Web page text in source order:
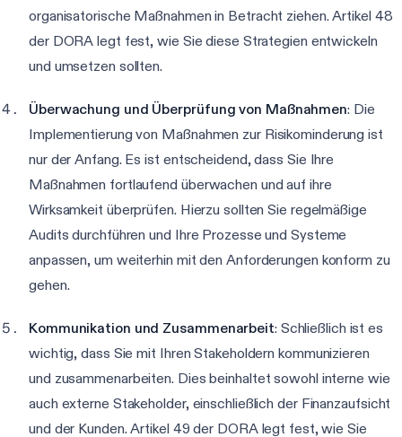
organisatorische Maßnahmen in Betracht ziehen. Artikel 48
der DORA legt fest, wie Sie diese Strategien entwickeln
und umsetzen sollten.
Überwachung und Überprüfung von Maßnahmen: Die
Implementierung von Maßnahmen zur Risikominderung ist
nur der Anfang. Es ist entscheidend, dass Sie Ihre
Maßnahmen fortlaufend überwachen und auf ihre
Wirksamkeit überprüfen. Hierzu sollten Sie regelmäßige
Audits durchführen und Ihre Prozesse und Systeme
anpassen, um weiterhin mit den Anforderungen konform zu
gehen.
Kommunikation und Zusammenarbeit: Schließlich ist es
wichtig, dass Sie mit Ihren Stakeholdern kommunizieren
und zusammenarbeiten. Dies beinhaltet sowohl interne wie
auch externe Stakeholder, einschließlich der Finanzaufsicht
und der Kunden. Artikel 49 der DORA legt fest, wie Sie